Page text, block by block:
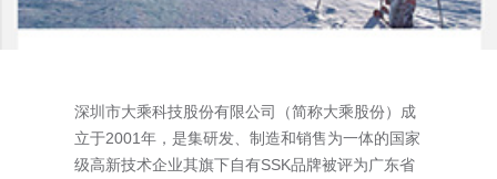
深圳市大乘科技股份有限公司（简称大乘股份）成
立于2001年，是集研发、制造和销售为一体的国家
级高新技术企业其旗下自有SSK品牌被评为广东省